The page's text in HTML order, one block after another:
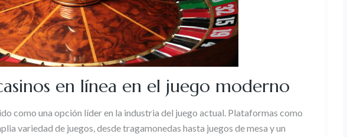
en línea en el juego moderno
como una opción líder en la industria del juego actual. Plataformas como
variedad de juegos, desde tragamonedas hasta juegos de mesa y un